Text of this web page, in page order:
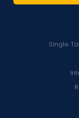
Single